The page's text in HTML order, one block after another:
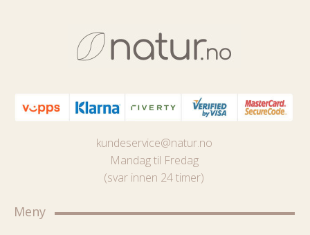
kundeservice@natur.no
Mandag til Fredag
(svar innen 24 timer)
Meny